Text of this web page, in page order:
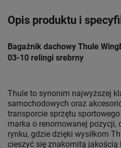
Opis produktu i
Bagażnik dachowy Thule
03-10 relingi srebrny
Thule to synonim najwyższej
samochodowych oraz
transporcie sprzętu
marka o renomowanej
rynku, gdzie dzięki wysiłkom
cieszyć się znakomitą jakością